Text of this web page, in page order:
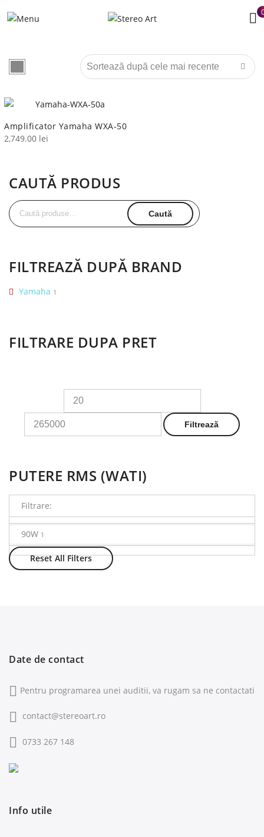
Amplificator Yamaha WXA-50
2,749.00 lei
CAUTĂ PRODUS
Caută
după:
Caută
FILTREAZĂ DUPĂ BRAND
Yamaha 1
FILTRARE DUPA PRET
Preț
minim
Filtrează
PUTERE RMS (WATI)
Filtrare:
90W 1
Reset All Filters
Date de contact
Pentru programarea unei auditii, va rugam sa ne contactati
contact@stereoart.ro
0733 267 148
Info utile